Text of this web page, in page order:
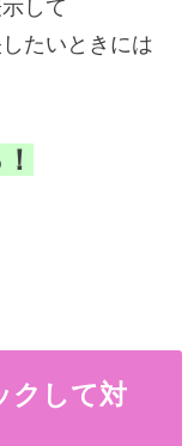
して
たいときには
クして対